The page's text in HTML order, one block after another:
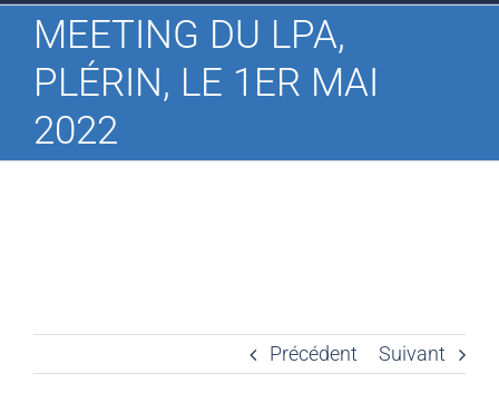
MEETING DU LPA,
PLÉRIN, LE 1ER MAI
2022
Précédent Suivant